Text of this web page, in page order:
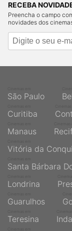
RECEBA
Preencha o campo
novidades dos
São Paulo
Curitiba
Manaus
Vitória da
Santa Bárbara
Londrina
Guarulhos
Teresina